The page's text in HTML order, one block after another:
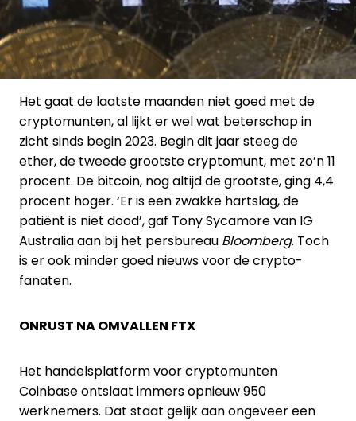
Het gaat de laatste maanden niet goed met de
cryptomunten, al lijkt er wel wat beterschap in
zicht sinds begin 2023. Begin dit jaar steeg de
ether, de tweede grootste cryptomunt, met zo’n 11
procent. De bitcoin, nog altijd de grootste, ging 4,4
procent hoger. ‘Er is een zwakke hartslag, de
patiënt is niet dood’, gaf Tony Sycamore van IG
Australia aan bij het persbureau Bloomberg. Toch
is er ook minder goed nieuws voor de crypto-
fanaten.
ONRUST NA OMVALLEN FTX
Het handelsplatform voor cryptomunten
Coinbase ontslaat immers opnieuw 950
werknemers. Dat staat gelijk aan ongeveer een